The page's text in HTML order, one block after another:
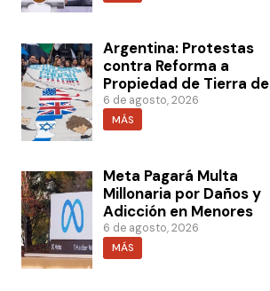
Argentina: Protestas
contra Reforma a
Propiedad de Tierra de
Milei
6 de agosto, 2026
MÁS
Meta Pagará Multa
Millonaria por Daños y
Adicción en Menores
6 de agosto, 2026
MÁS